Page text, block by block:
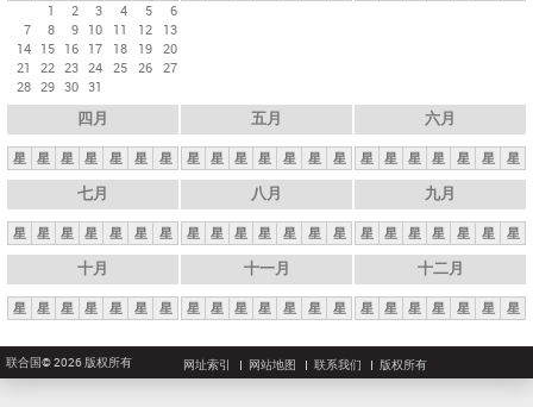
1
2 3 4 5
6
7
8 9 10 11 12
13
14 15 16 17 18 19 20
21
22 23 24 25 26 27
28 29 30 31
四月
星 星 星 星 星 星 星
五月
星 星 星 星 星 星 星
六月
星 星 星 星 星 星 星
七月
星 星 星 星 星 星 星
八月
星 星 星 星 星 星 星
九月
星 星 星 星 星 星 星
十月
星 星 星 星 星 星 星
十一月
星 星 星 星 星 星 星
十二月
星 星 星 星 星 星 星
联合国© 2026 版权所有 网址索引 网站地图 联系我们 版权所有